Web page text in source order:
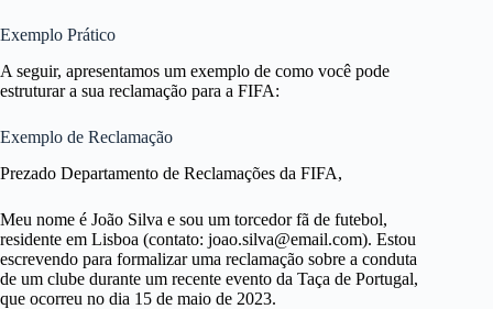
Exemplo Prático
A seguir, apresentamos um exemplo de como você pode
estruturar a sua reclamação para a FIFA:
Exemplo de Reclamação
Prezado Departamento de Reclamações da FIFA,
Meu nome é João Silva e sou um torcedor fã de futebol,
residente em Lisboa (contato: joao.silva@email.com). Estou
escrevendo para formalizar uma reclamação sobre a conduta
de um clube durante um recente evento da Taça de Portugal,
que ocorreu no dia 15 de maio de 2023.